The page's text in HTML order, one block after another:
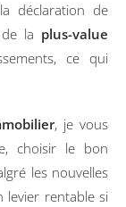
déclaration de
la plus-value
ce qui
, je vous
choisir le bon
les nouvelles
levier rentable si